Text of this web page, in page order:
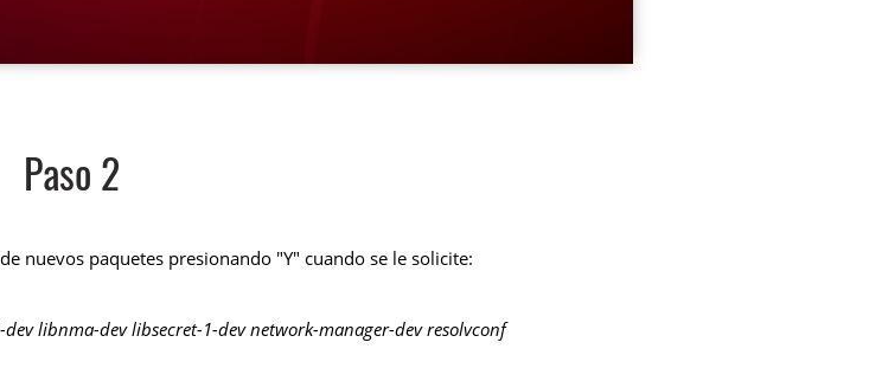
Paso 2
nuevos paquetes presionando "Y" cuando se le solicite:
libnma-dev libsecret-1-dev network-manager-dev resolvconf